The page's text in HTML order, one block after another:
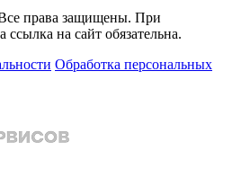
права защищены. При
ссылка на сайт обязательна.
Обработка персональных